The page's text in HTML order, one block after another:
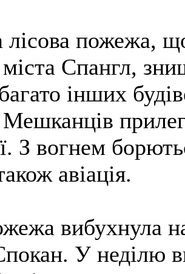
пожежа,
Спангл,
інших
З вогнем
авіація.
вибухнула
У неділю